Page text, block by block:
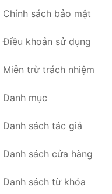
Chính sách bảo mật
Điều khoản sử dụng
Miễn trừ trách nhiệm
Danh mục
Danh sách tác giả
Danh sách cửa hàng
Danh sách từ khóa